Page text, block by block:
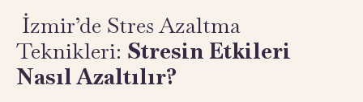
İzmir’de Stres Azaltma
Teknikleri: Stresin Etkileri
Nasıl Azaltılır?